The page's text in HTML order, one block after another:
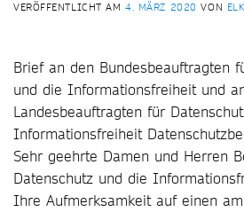
VERÖFFENTLICHT AM4. MÄRZ 2020 VON
Brief an den Bundesbeauftragten
und die Informationsfreiheit und
Landesbeauftragten für
Informationsfreiheit
Sehr geehrte Damen und Herren
Datenschutz und die
Ihre Aufmerksamkeit auf einen